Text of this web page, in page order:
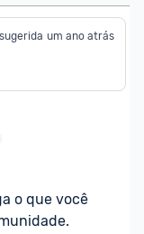
somente
, ou seja,
validadas
e os
da média
de
um ano atrás
o que você